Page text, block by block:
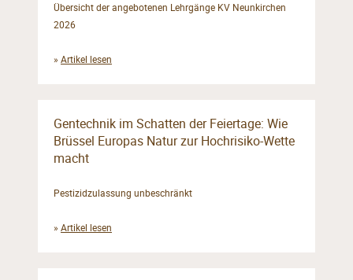
Übersicht der angebotenen Lehrgänge KV Neunkirchen
2026
» Artikel lesen
Gentechnik im Schatten der Feiertage: Wie
Brüssel Europas Natur zur Hochrisiko-Wette
macht
Pestizidzulassung unbeschränkt
» Artikel lesen